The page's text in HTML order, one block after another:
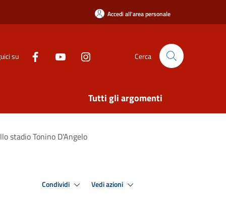
Accedi all'area personale
su Cerca
Tutti gli argomenti
stadio Tonino D'Angelo
Condividi Vedi azioni